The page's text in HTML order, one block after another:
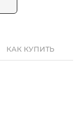
КАК КУПИТЬ